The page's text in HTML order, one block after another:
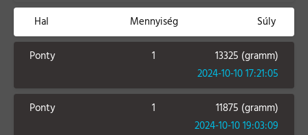
Hal Mennyiség Súly
Ponty 1
13325 (gramm)
2024-10-10 17:21:05
Ponty 1
11875 (gramm)
2024-10-10 19:03:09